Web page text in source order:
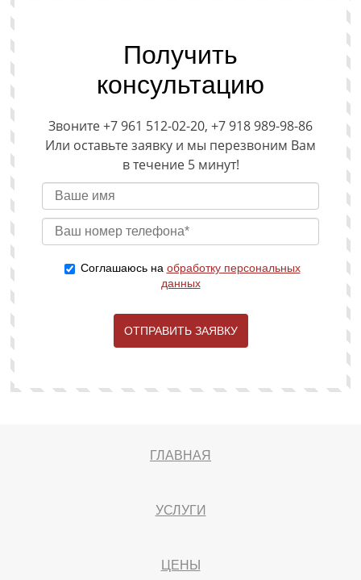
Получить
консультацию
Звоните +7 961 512-02-20, +7 918 989-98-86
Или оставьте заявку и мы перезвоним Вам
в течение 5 минут!
Соглашаюсь на обработку персональных
данных
ОТПРАВИТЬ ЗАЯВКУ
ГЛАВНАЯ
УСЛУГИ
ЦЕНЫ